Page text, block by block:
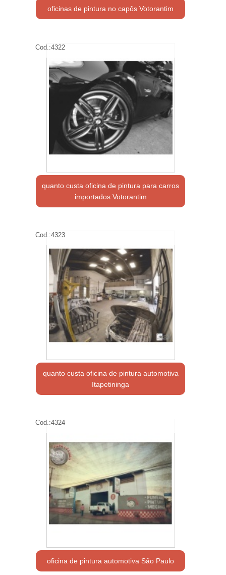
oficinas de pintura no capôs Votorantim
Cod.:4322
quanto custa oficina de pintura para carros
importados Votorantim
Cod.:4323
quanto custa oficina de pintura automotiva
Itapetininga
Cod.:4324
oficina de pintura automotiva São Paulo